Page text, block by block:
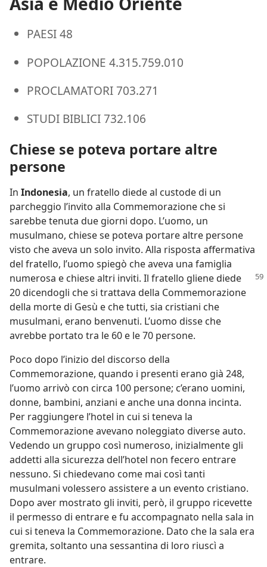
PAESI 48
POPOLAZIONE 4.315.759.010
PROCLAMATORI 703.271
STUDI BIBLICI 732.106
Chiese se poteva portare altre
persone
In Indonesia, un fratello diede al custode di un
parcheggio l’invito alla Commemorazione che si
sarebbe tenuta due giorni dopo. L’uomo, un
musulmano, chiese se poteva portare altre persone
visto che aveva un solo invito. Alla risposta affermativa
del fratello, l’uomo spiegò che aveva una famiglia
numerosa e chiese altri inviti. Il fratello gliene diede
20 dicendogli che si trattava della Commemorazione
della morte di Gesù e che tutti, sia cristiani che
musulmani, erano benvenuti. L’uomo disse che
avrebbe portato tra le 60 e le 70 persone.
Poco dopo l’inizio del discorso della
Commemorazione, quando i presenti erano già 248,
l’uomo arrivò con circa 100 persone; c’erano uomini,
donne, bambini, anziani e anche una donna incinta.
Per raggiungere l’hotel in cui si teneva la
Commemorazione avevano noleggiato diverse auto.
Vedendo un gruppo così numeroso, inizialmente gli
addetti alla sicurezza dell’hotel non fecero entrare
nessuno. Si chiedevano come mai così tanti
musulmani volessero assistere a un evento cristiano.
Dopo aver mostrato gli inviti, però, il gruppo ricevette
il permesso di entrare e fu accompagnato nella sala in
cui si teneva la Commemorazione. Dato che la sala era
gremita, soltanto una sessantina di loro riuscì a
entrare.